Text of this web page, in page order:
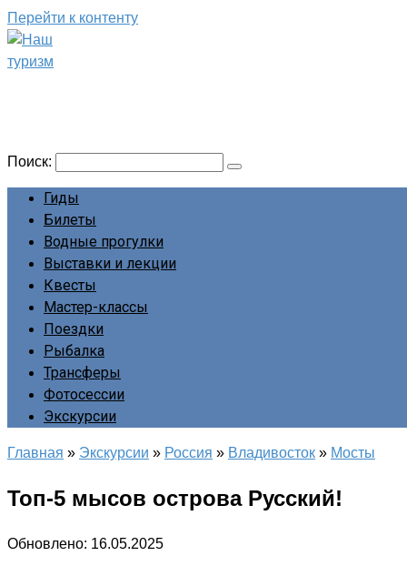
Перейти к контенту
Поиск:
Гиды
Билеты
Водные прогулки
Выставки и лекции
Квесты
Мастер-классы
Поездки
Рыбалка
Трансферы
Фотосессии
Экскурсии
Главная » Экскурсии » Россия » Владивосток » Мосты
Топ-5 мысов острова Русский!
Обновлено: 16.05.2025